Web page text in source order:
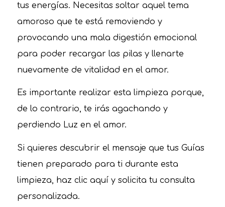
tus energías. Necesitas soltar aquel tema
amoroso que te está removiendo y
provocando una mala digestión emocional
para poder recargar las pilas y llenarte
nuevamente de vitalidad en el amor.
Es importante realizar esta limpieza porque,
de lo contrario, te irás agachando y
perdiendo Luz en el amor.
Si quieres descubrir el mensaje que tus Guías
tienen preparado para ti durante esta
limpieza, haz clic aquí y solicita tu consulta
personalizada.